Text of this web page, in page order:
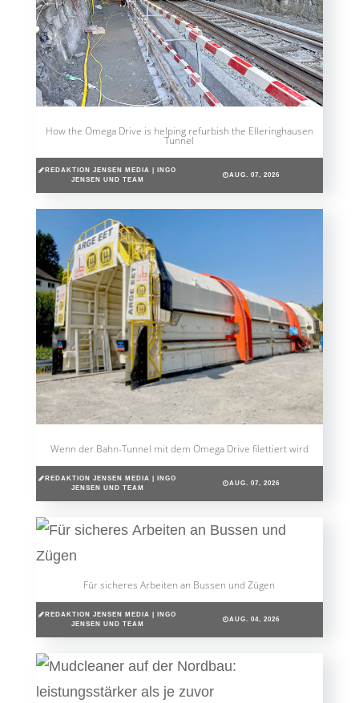
How the Omega Drive is helping refurbish the Elleringhausen
Tunnel
REDAKTION JENSEN MEDIA | INGO
JENSEN UND TEAM
AUG. 07, 2026
Wenn der Bahn-Tunnel mit dem Omega Drive filettiert wird
REDAKTION JENSEN MEDIA | INGO
JENSEN UND TEAM
AUG. 07, 2026
Für sicheres Arbeiten an Bussen und Zügen
REDAKTION JENSEN MEDIA | INGO
JENSEN UND TEAM
AUG. 04, 2026